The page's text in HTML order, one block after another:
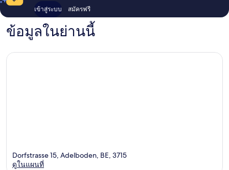
เข้าสู่ระบบ สมัครฟรี
ข้อมูลในย่านนี้
Dorfstrasse 15, Adelboden, BE, 3715
ดูในแผนที่